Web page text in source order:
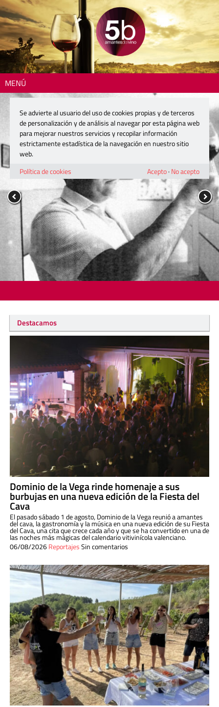
MENÚ
Destacamos
Dominio de la Vega rinde homenaje a sus
burbujas en una nueva edición de la Fiesta del
Cava
El pasado sábado 1 de agosto, Dominio de la Vega reunió a amantes
del cava, la gastronomía y la música en una nueva edición de su Fiesta
del Cava, una cita que crece cada año y que se ha convertido en una de
las noches más mágicas del calendario vitivinícola valenciano.
06/08/2026ReportajesSin comentarios
Se advierte al usuario del uso de cookies propias y de terceros
de personalización y de análisis al navegar por esta página web
para mejorar nuestros servicios y recopilar información
estrictamente estadística de la navegación en nuestro sitio
web.
Política de cookies
Acepto· No acepto